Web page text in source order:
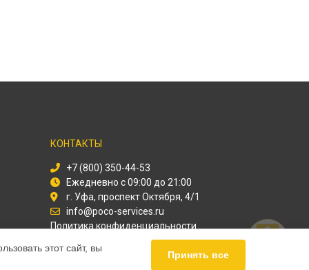
КОНТАКТЫ
+7 (800) 350-44-53
Ежедневно с 09:00 до 21:00
г. Уфа, проспект Октября, 4/1
info@poco-services.ru
Политика конфиденциальности
Способы оплаты
этот сайт, вы
Принять все